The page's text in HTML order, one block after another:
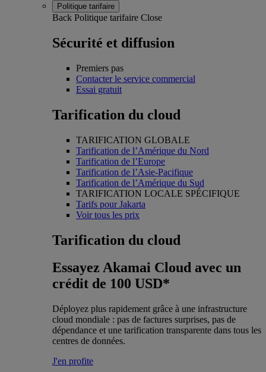
Politique tarifaire
Back Politique tarifaire Close
Sécurité et diffusion
Premiers pas
Contacter le service commercial
Essai gratuit
Tarification du cloud
TARIFICATION GLOBALE
Tarification de l’Amérique du Nord
Tarification de l’Europe
Tarification de l’Asie-Pacifique
Tarification de l’Amérique du Sud
TARIFICATION LOCALE SPÉCIFIQUE
Tarifs pour Jakarta
Voir tous les prix
Tarification du cloud
Essayez Akamai Cloud avec un
crédit de 100 USD*
Déployez plus rapidement grâce à une infrastructure
cloud mondiale : pas de factures surprises, pas de
dépendance et une tarification transparente dans tous les
centres de données.
J'en profite